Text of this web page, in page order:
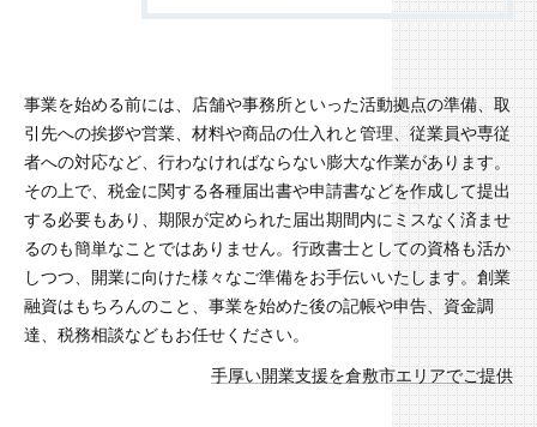
事業を始める前には、店舗や事務所といった活動拠点の準備、取
引先への挨拶や営業、材料や商品の仕入れと管理、従業員や専従
者への対応など、行わなければならない膨大な作業があります。
その上で、税金に関する各種届出書や申請書などを作成して提出
する必要もあり、期限が定められた届出期間内にミスなく済ませ
るのも簡単なことではありません。行政書士としての資格も活か
しつつ、開業に向けた様々なご準備をお手伝いいたします。創業
融資はもちろんのこと、事業を始めた後の記帳や申告、資金調
達、税務相談などもお任せください。
手厚い開業支援を倉敷市エリアでご提供